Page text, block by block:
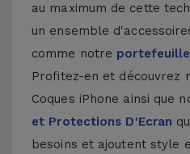
au maximum de cette
un ensemble
comme notre
Profitez-en et découvrez
Coques iPhone ainsi que
et Protections D'Ecran
besoins et ajoutent style